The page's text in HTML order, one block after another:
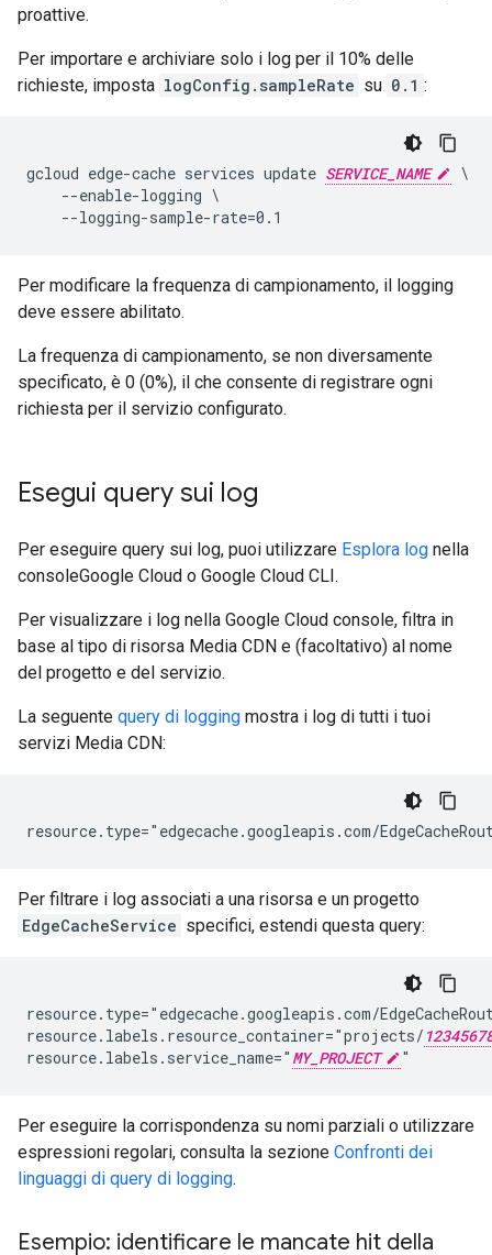
proattive.
Per importare e archiviare solo i log per il 10% delle
richieste, imposta logConfig.sampleRate su 0.1 :
gcloud edge-cache services update SERVICE_NAME
\
    --enable-logging \
Per modificare la frequenza di campionamento, il logging
deve essere abilitato.
La frequenza di campionamento, se non diversamente
specificato, è 0 (0%), il che consente di registrare ogni
richiesta per il servizio configurato.
Esegui query sui log
Per eseguire query sui log, puoi utilizzare Esplora log nella
consoleGoogle Cloud o Google Cloud CLI.
Per visualizzare i log nella Google Cloud console, filtra in
base al tipo di risorsa Media CDN e (facoltativo) al nome
del progetto e del servizio.
La seguente query di logging mostra i log di tutti i tuoi
servizi Media CDN:
Per filtrare i log associati a una risorsa e un progetto
EdgeCacheService specifici, estendi questa query:
resource.type="edgecache.googleapis.com/
resource.labels.resource_container="projects/
resource.labels.service_name=" MY_PROJECT
Per eseguire la corrispondenza su nomi parziali o utilizzare
espressioni regolari, consulta la sezione Confronti dei
linguaggi di query di logging.
Esempio: identificare le mancate hit della